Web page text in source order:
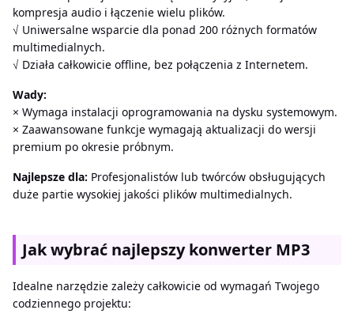
kompresja audio i łączenie wielu plików.
√ Uniwersalne wsparcie dla ponad 200 różnych formatów
multimedialnych.
√ Działa całkowicie offline, bez połączenia z Internetem.
Wady:
× Wymaga instalacji oprogramowania na dysku systemowym.
× Zaawansowane funkcje wymagają aktualizacji do wersji
premium po okresie próbnym.
Najlepsze dla: Profesjonalistów lub twórców obsługujących
duże partie wysokiej jakości plików multimedialnych.
Jak wybrać najlepszy konwerter MP3
Idealne narzędzie zależy całkowicie od wymagań Twojego
codziennego projektu: